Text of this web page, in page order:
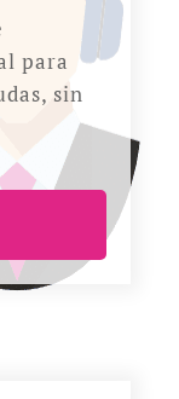
para
sin